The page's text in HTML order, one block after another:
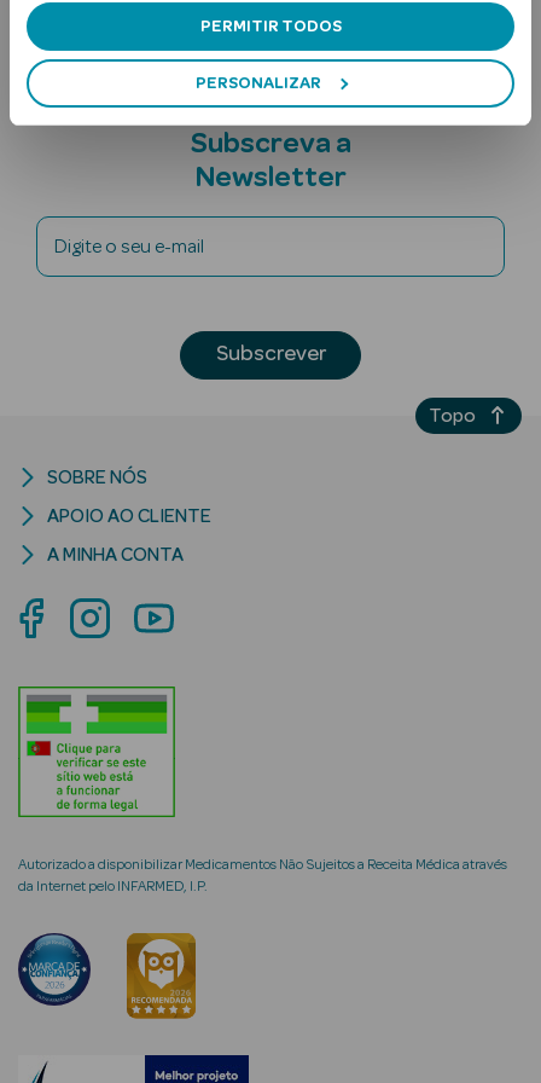
PERMITIR TODOS
PERSONALIZAR
Ver Tudo
Solares
Solares Bebé e
Criança
Ver Tudo
Cosmética
Rosto
Hidratantes
Creme de Olhos
envelhecimento
Subscreva a
Newsletter
Digite o seu e-mail
Subscrever
Autorizado a disponibilizar Medicamentos Não Sujeitos a Receita Médica através
da Internet pelo INFARMED, I.P.
SOBRE NÓS
APOIO AO CLIENTE
A MINHA CONTA
Topo